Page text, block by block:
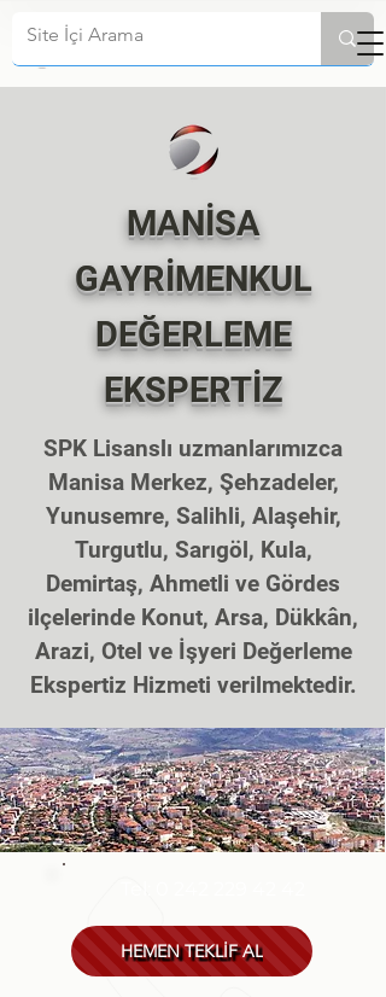
MANİSA
GAYRİMENKUL
DEĞERLEME
EKSPERTİZ
SPK Lisanslı uzmanlarımızca
Manisa Merkez, Şehzadeler,
Yunusemre, Salihli, Alaşehir,
Turgutlu, Sarıgöl, Kula,
Demirtaş, Ahmetli ve Gördes
ilçelerinde Konut, Arsa, Dükkân,
Arazi, Otel ve İşyeri Değerleme
Ekspertiz Hizmeti verilmektedir.
HEMEN TEKLİF AL